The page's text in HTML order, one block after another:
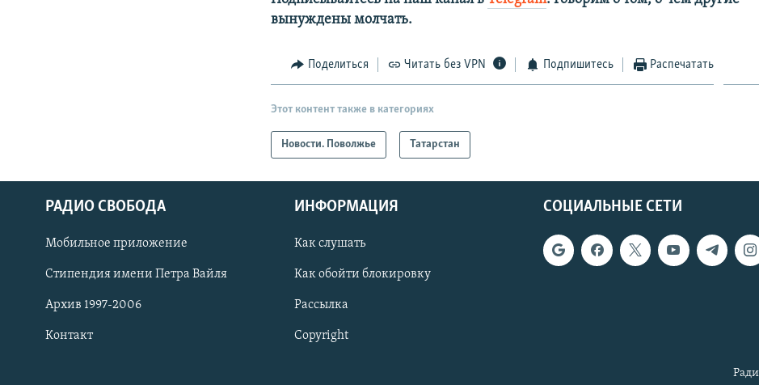
СОЦИАЛЬНЫЕ СЕТИ
вынуждены молчать.
Поделиться Читать без VPN Подпишитесь Распечатать
Этот контент также в категориях
Новости. Поволжье Татарстан
СОЦИАЛЬНЫЕ СЕТИ
РАДИО СВОБОДА
Мобильное приложение
Стипендия имени Петра Вайля
Архив 1997-2006
Контакт
ИНФОРМАЦИЯ
Как слушать
Как обойти блокировку
Рассылка
Copyright